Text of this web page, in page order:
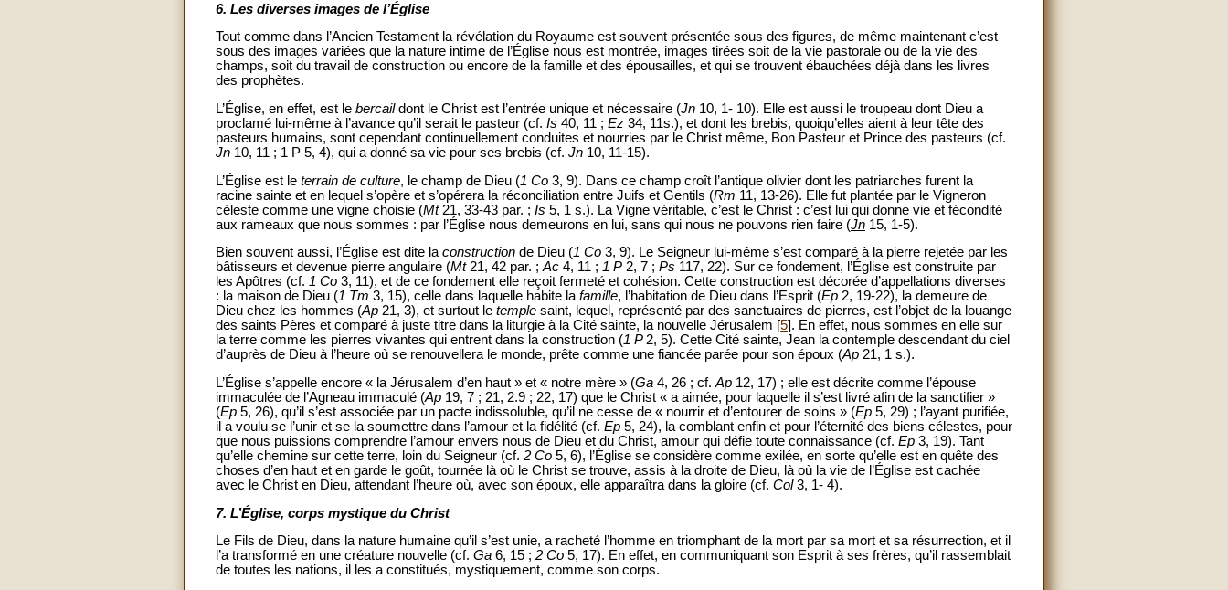
6. Les diverses images de l’Église
Tout comme dans l’Ancien Testament la révélation du Royaume est souvent présentée sous des figures, de même maintenant c’est
sous des images variées que la nature intime de l’Église nous est montrée, images tirées soit de la vie pastorale ou de la vie des
champs, soit du travail de construction ou encore de la famille et des épousailles, et qui se trouvent ébauchées déjà dans les livres
des prophètes.
L’Église, en effet, est le bercaildont le Christ est l’entrée unique et nécessaire (Jn 10, 1- 10). Elle est aussi le troupeau dont Dieu a
proclamé lui-même à l’avance qu’il serait le pasteur (cf. Is 40, 11 ; Ez 34, 11s.), et dont les brebis, quoiqu’elles aient à leur tête des
pasteurs humains, sont cependant continuellement conduites et nourries par le Christ même, Bon Pasteur et Prince des pasteurs (cf.
Jn 10, 11 ; 1 P 5, 4), qui a donné sa vie pour ses brebis (cf. Jn 10, 11-15).
L’Église est le terrain de culture, le champ de Dieu (1 Co 3, 9). Dans ce champ croît l’antique olivier dont les patriarches furent la
racine sainte et en lequel s’opère et s’opérera la réconciliation entre Juifs et Gentils (Rm 11, 13-26). Elle fut plantée par le Vigneron
céleste comme une vigne choisie (Mt21, 33-43 par. ; Is 5, 1 s.). La Vigne véritable, c’est le Christ : c’est lui qui donne vie et fécondité
aux rameaux que nous sommes : par l’Église nous demeurons en lui, sans qui nous ne pouvons rien faire (Jn 15, 1-5).
Bien souvent aussi, l’Église est dite laconstruction de Dieu (1 Co 3, 9). Le Seigneur lui-même s’est comparé à la pierre rejetée par les
bâtisseurs et devenue pierre angulaire (Mt21, 42 par. ;Ac 4, 11 ; 1 P 2, 7 ; Ps 117, 22). Sur ce fondement, l’Église est construite par
les Apôtres (cf. 1 Co 3, 11), et de ce fondement elle reçoit fermeté et cohésion. Cette construction est décorée d’appellations diverses
: la maison de Dieu (1 Tm 3, 15), celle dans laquelle habite lafamille, l’habitation de Dieu dans l’Esprit (Ep 2, 19-22), la demeure de
Dieu chez les hommes (Ap 21, 3), et surtout le temple saint, lequel, représenté par des sanctuaires de pierres, est l’objet de la louange
des saints Pères et comparé à juste titre dans la liturgie à la Cité sainte, la nouvelle Jérusalem [5]. En effet, nous sommes en elle sur
la terre comme les pierres vivantes qui entrent dans la construction (1 P2, 5). Cette Cité sainte, Jean la contemple descendant du ciel
d’auprès de Dieu à l’heure où se renouvellera le monde, prête comme une fiancée parée pour son époux (Ap 21, 1 s.).
L’Église s’appelle encore « la Jérusalem d’en haut » et « notre mère » (Ga 4, 26 ; cf. Ap 12, 17) ; elle est décrite comme l’épouse
immaculée de l’Agneau immaculé (Ap 19, 7 ; 21, 2.9 ; 22, 17) que le Christ « a aimée, pour laquelle il s’est livré afin de la sanctifier »
(Ep 5, 26), qu’il s’est associée par un pacte indissoluble, qu’il ne cesse de « nourrir et d’entourer de soins » (Ep 5, 29) ; l’ayant purifiée,
il a voulu se l’unir et se la soumettre dans l’amour et la fidélité (cf. Ep 5, 24), la comblant enfin et pour l’éternité des biens célestes, pour
que nous puissions comprendre l’amour envers nous de Dieu et du Christ, amour qui défie toute connaissance (cf. Ep 3, 19). Tant
qu’elle chemine sur cette terre, loin du Seigneur (cf. 2 Co 5, 6), l’Église se considère comme exilée, en sorte qu’elle est en quête des
choses d’en haut et en garde le goût, tournée là où le Christ se trouve, assis à la droite de Dieu, là où la vie de l’Église est cachée
avec le Christ en Dieu, attendant l’heure où, avec son époux, elle apparaîtra dans la gloire (cf. Col3, 1- 4).
7. L’Église, corps mystique du Christ
Le Fils de Dieu, dans la nature humaine qu’il s’est unie, a racheté l’homme en triomphant de la mort par sa mort et sa résurrection, et il
l’a transformé en une créature nouvelle (cf. Ga 6, 15 ; 2 Co 5, 17). En effet, en communiquant son Esprit à ses frères, qu’il rassemblait
de toutes les nations, il les a constitués, mystiquement, comme son corps.